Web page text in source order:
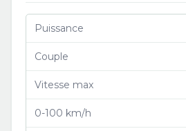
Puissance
Couple
Vitesse max
0-100 km/h